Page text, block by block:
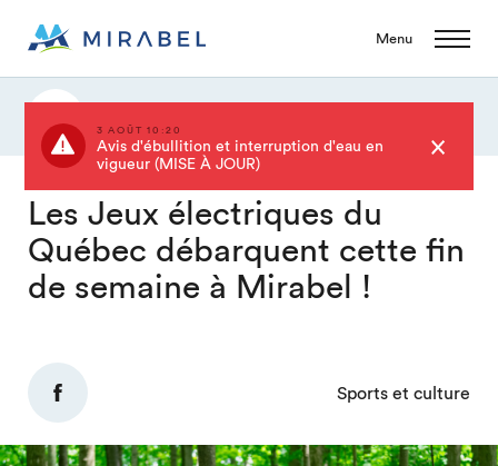
Menu
3 AOÛT 10:20
Avis d'ébullition et interruption d'eau en
vigueur (MISE À JOUR)
Les Jeux électriques du
Québec débarquent cette fin
de semaine à Mirabel !
Sports et culture